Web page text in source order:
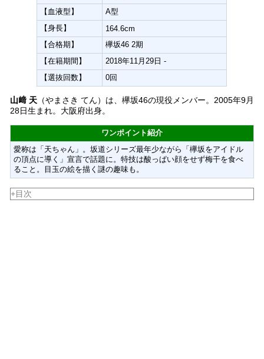
【血液型】
A型
【身長】
164.6cm
【合格期】
欅坂46 2期
【在籍期間】
2018年11月29日 -
【選抜回数】
0回
山﨑 天（やまさき てん）は、欅坂46の現役メンバー。2005年9月
28日生まれ。大阪府出身。
ワンポイント紹介
愛称は「天ちゃん」。坂道シリーズ最年少ながら「欅坂をアイドル
の頂点に導く」宣言で話題に。特技は酸っぱい顔をせず梅干を食べ
ること。目玉の絵を描く謎の趣味も。
+目次